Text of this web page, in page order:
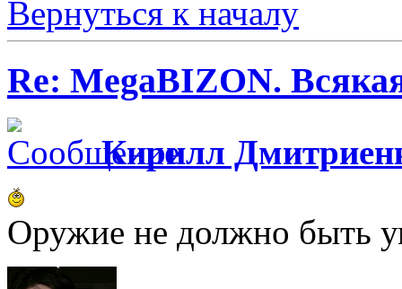
Вернуться к началу
Re: MegaBIZON.
Кирилл
Оружие не должно быть